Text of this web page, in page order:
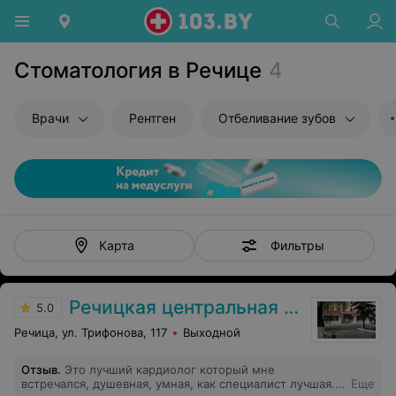
Стоматология в Речице 4
Врачи Рентген Отбеливание зубов
Карта Фильтры
5.0 Речицкая центральная районная больница
Речица, ул. Трифонова, 117 Выходной
Отзыв. Это лучший кардиолог который мне
встречался, душевная, умная, как специалист лучшая.
Еще